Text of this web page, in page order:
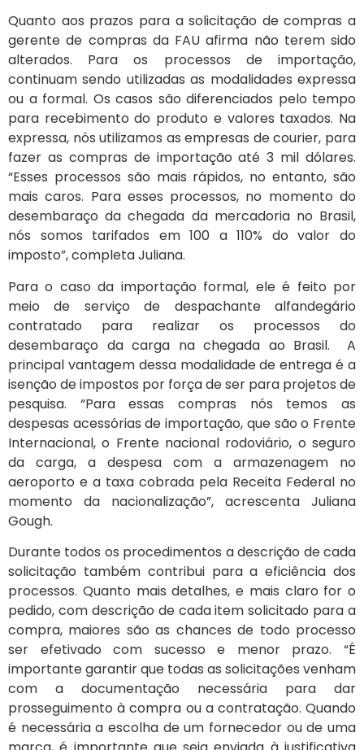
Quanto aos prazos para a solicitação de compras a
gerente de compras da FAU afirma não terem sido
alterados. Para os processos de importação,
continuam sendo utilizadas as modalidades expressa
ou a formal. Os casos são diferenciados pelo tempo
para recebimento do produto e valores taxados. Na
expressa, nós utilizamos as empresas de courier, para
fazer as compras de importação até 3 mil dólares.
“Esses processos são mais rápidos, no entanto, são
mais caros. Para esses processos, no momento do
desembaraço da chegada da mercadoria no Brasil,
nós somos tarifados em 100 a 110% do valor do
imposto”, completa Juliana.
Para o caso da importação formal, ele é feito por
meio de serviço de despachante alfandegário
contratado para realizar os processos do
desembaraço da carga na chegada ao Brasil. A
principal vantagem dessa modalidade de entrega é a
isenção de impostos por força de ser para projetos de
pesquisa. “Para essas compras nós temos as
despesas acessórias de importação, que são o Frente
Internacional, o Frente nacional rodoviário, o seguro
da carga, a despesa com a armazenagem no
aeroporto e a taxa cobrada pela Receita Federal no
momento da nacionalização”, acrescenta Juliana
Gough.
Durante todos os procedimentos a descrição de cada
solicitação também contribui para a eficiência dos
processos. Quanto mais detalhes, e mais claro for o
pedido, com descrição de cada item solicitado para a
compra, maiores são as chances de todo processo
ser efetivado com sucesso e menor prazo. “É
importante garantir que todas as solicitações venham
com a documentação necessária para dar
prosseguimento à compra ou a contratação. Quando
é necessária a escolha de um fornecedor ou de uma